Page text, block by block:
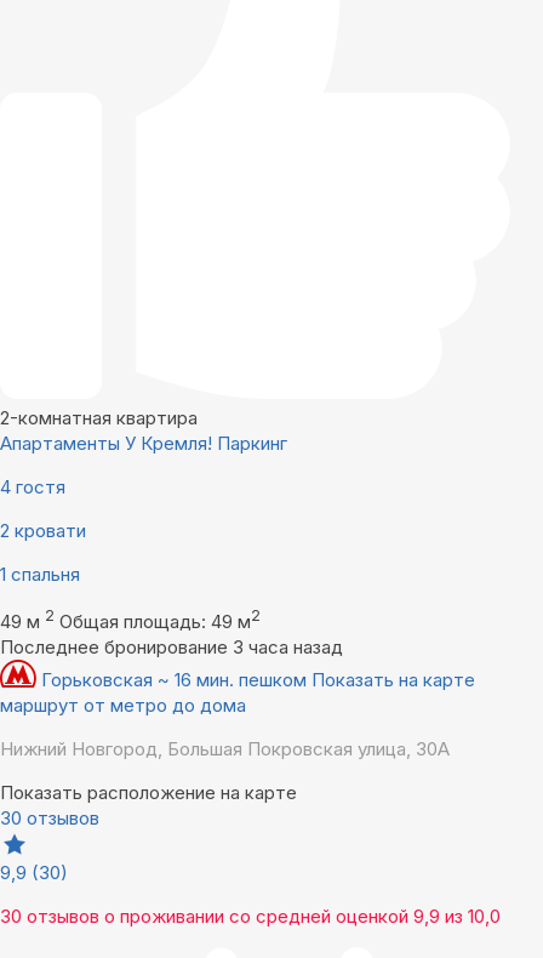
2-комнатная квартира
Апартаменты У Кремля! Паркинг
4 гостя
2 кровати
1 спальня
49 м 2 Общая площадь: 49 м2
Последнее бронирование 3 часа назад
Горьковская ~ 16 мин. пешком Показать на карте
маршрут от метро до дома
Нижний Новгород, Большая Покровская улица, 30А
Показать расположение на карте
30 отзывов
9,9 (30)
30 отзывов о проживании со средней оценкой 9,9 из 10,0